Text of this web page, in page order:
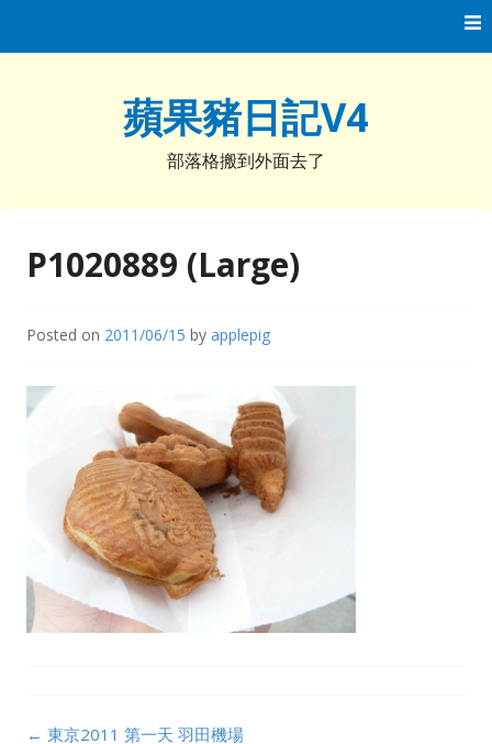
蘋果豬日記V4
部落格搬到外面去了
P1020889 (Large)
Posted on 2011/06/15 by applepig
Post
← 東京2011 第一天 羽田機場